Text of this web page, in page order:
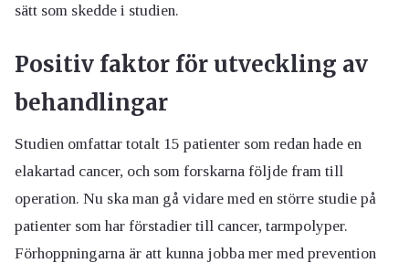
sätt som skedde i studien.
Positiv faktor för utveckling av
behandlingar
Studien omfattar totalt 15 patienter som redan hade en
elakartad cancer, och som forskarna följde fram till
operation. Nu ska man gå vidare med en större studie på
patienter som har förstadier till cancer, tarmpolyper.
Förhoppningarna är att kunna jobba mer med prevention